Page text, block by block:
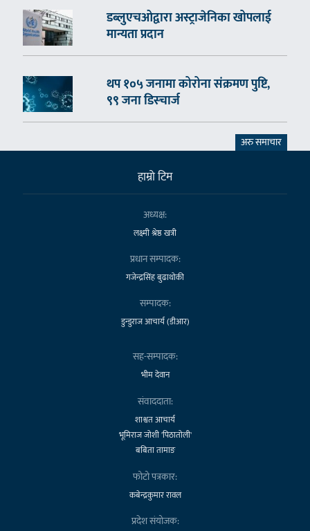
डब्लुएचओद्वारा अस्ट्राजेनिका खोपलाई
मान्यता प्रदान
थप १०५ जनामा कोरोना संक्रमण पुष्टि,
९९ जना डिस्चार्ज
अरु समाचार
हाम्राे टिम
अध्यक्ष:
लक्ष्मी श्रेष्ठ खत्री
प्रधान सम्पादक:
गजेन्द्रसिंह बुढाथोकी
सम्पादक:
डुन्डुराज आचार्य (डीआर)
सह-सम्पादक:
भीम देवान
संवाददाता:
शाश्वत आचार्य
भूमिराज जोशी 'पिठातोली'
बबिता तामाङ
फोटो पत्रकार:
कबेन्द्रकुमार रावल
प्रदेश संयोजक: